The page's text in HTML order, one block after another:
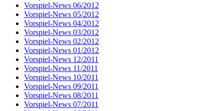
Vorspiel-News 06/2012
Vorspiel-News 05/2012
Vorspiel-News 04/2012
Vorspiel-News 03/2012
Vorspiel-News 02/2012
Vorspiel-News 01/2012
Vorspiel-News 12/2011
Vorspiel-News 11/2011
Vorspiel-News 10/2011
Vorspiel-News 09/2011
Vorspiel-News 08/2011
Vorspiel-News 07/2011